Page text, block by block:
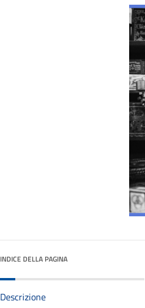
INDICE DELLA PAGINA
Descrizione